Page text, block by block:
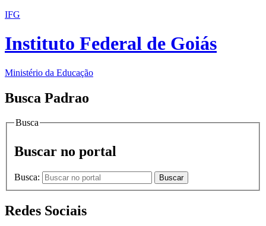
IFG
Instituto Federal de Goiás
Ministério da Educação
Busca Padrao
Busca
Buscar no portal
Busca: Buscar
Redes Sociais